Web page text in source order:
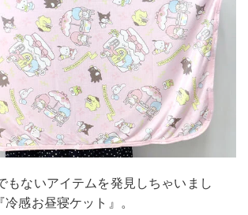
もないアイテムを発見しちゃいまし
感お昼寝ケット』。